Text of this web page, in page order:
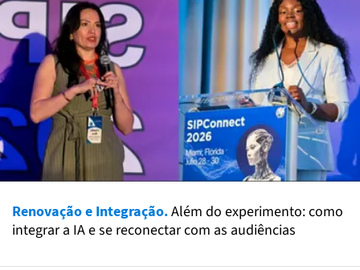
Renovação e Integração.Além do experimento: como
integrar a IA e se reconectar com as audiências